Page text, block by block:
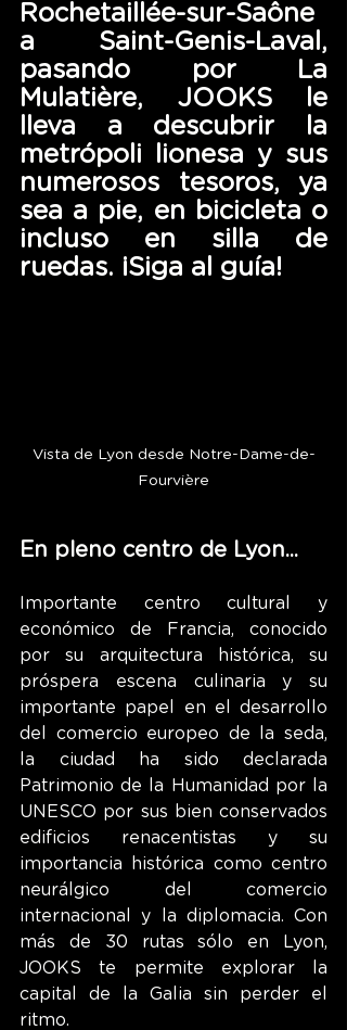
Rochetaillée-sur-Saône
a Saint-Genis-Laval,
pasando por La
Mulatière, JOOKS le
lleva a descubrir la
metrópoli lionesa y sus
numerosos tesoros, ya
sea a pie, en bicicleta o
incluso en silla de
ruedas. ¡Siga al guía!
Vista de Lyon desde Notre-Dame-de-
Fourvière
En pleno centro de Lyon...
Importante centro cultural y
económico de Francia, conocido
por su arquitectura histórica, su
próspera escena culinaria y su
importante papel en el desarrollo
del comercio europeo de la seda,
la ciudad ha sido declarada
Patrimonio de la Humanidad por la
UNESCO por sus bien conservados
edificios renacentistas y su
importancia histórica como centro
neurálgico del comercio
internacional y la diplomacia. Con
más de 30 rutas sólo en Lyon,
JOOKS te permite explorar la
capital de la Galia sin perder el
ritmo.